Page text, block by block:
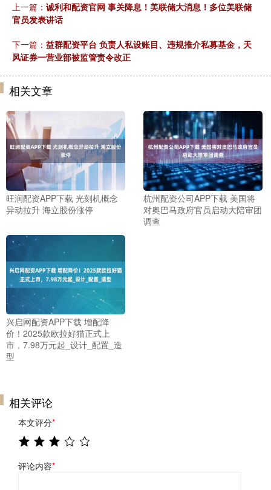
上一篇： 诚利和配资官网 事关降息！美联储大消息！多位美联储
官员发表讲话
下一篇： 益群配资平台 负责人私设账目、违规推介私募基金，天
风证券一营业部被监管责令改正
相关文章
旺润配资APP下载 光刻机概念
异动拉升 海立股份涨停
杭州配资公司APP下载 美国将
对奥巴马政府官员启动大陪审团
调查
兴启网配资APP下载 增配降
价！2025款欧拉好猫正式上
市，7.98万元起_设计_配置_造
型
相关评论
本文评分*
评论内容*